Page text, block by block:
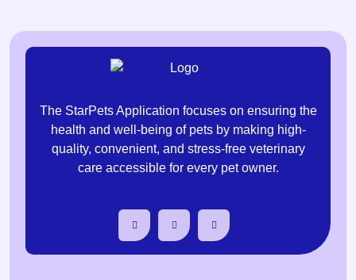
The StarPets Application focuses on ensuring the
health and well-being of pets by making high-
quality, convenient, and stress-free veterinary
care accessible for every pet owner.